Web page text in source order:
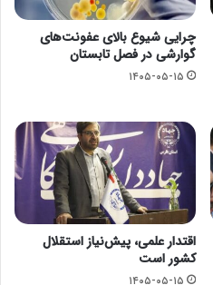
چرایی شیوع بالای عفونت‌های
گوارشی در فصل تابستان
۱۴۰۵-۰۵-۱۵
اقتدار علمی، پیش‌نیاز استقلال
کشور است
۱۴۰۵-۰۵-۱۵